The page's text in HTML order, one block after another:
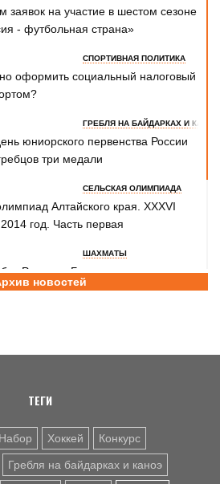
заявок на участие в шестом сезоне
- футбольная страна»
СПОРТИВНАЯ ПОЛИТИКА
оформить социальный налоговый
ГРЕБЛЯ НА БАЙДАРКАХ И КАНОЭ
юниорского первенства России
три медали
СЕЛЬСКАЯ ОЛИМПИАДА
Алтайского края. XXXVI
год. Часть первая
ШАХМАТЫ
России в Барнауле преодолели
дистанции
Бурдикова
новостей
ТЕГИ
Набор Хоккей Конкурс
Гребля на байдарках и каноэ